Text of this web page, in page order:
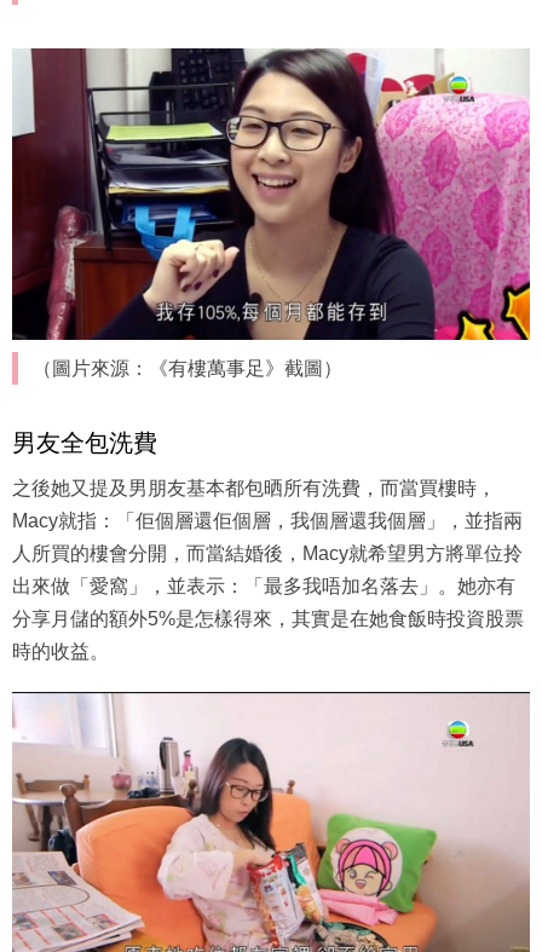
（圖片來源：《有樓萬事足》截圖）
男友全包洗費
之後她又提及男朋友基本都包晒所有洗費，而當買樓時，
Macy就指：「佢個層還佢個層，我個層還我個層」，並指兩
人所買的樓會分開，而當結婚後，Macy就希望男方將單位拎
出來做「愛窩」，並表示：「最多我唔加名落去」。她亦有
分享月儲的額外5%是怎樣得來，其實是在她食飯時投資股票
時的收益。